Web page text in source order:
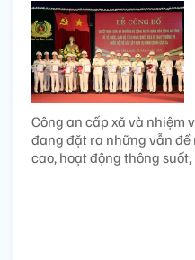
Công an cấp xã và nhiệm
đang đặt ra những vẫn
cao, hoạt động thông